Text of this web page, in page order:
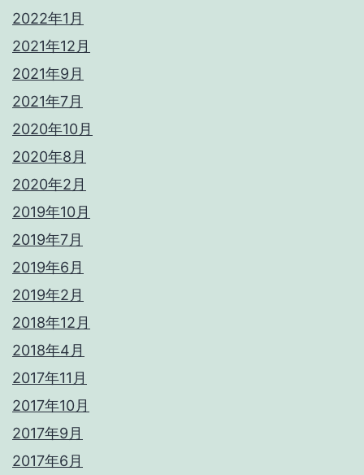
2022年1月
2021年12月
2021年9月
2021年7月
2020年10月
2020年8月
2020年2月
2019年10月
2019年7月
2019年6月
2019年2月
2018年12月
2018年4月
2017年11月
2017年10月
2017年9月
2017年6月